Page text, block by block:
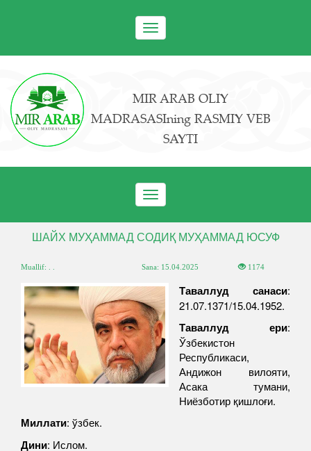
Toggle
navigation
MIR ARAB OLIY
MADRASASIning RASMIY VEB
SAYTI
Toggle
navigation
ШАЙХ МУҲАММАД СОДИҚ МУҲАММАД ЮСУФ
Muallif: . . Sana: 15.04.2025 1174
Таваллуд санаси:
21.07.1371/15.04.1952.
Таваллуд ери:
Ўзбекистон
Республикаси,
Андижон вилояти,
Асака тумани,
Ниёзботир қишлоғи.
Миллати: ўзбек.
Дини: Ислом.